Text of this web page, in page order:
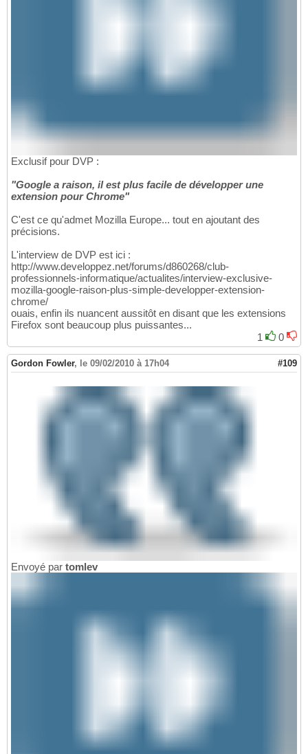
Exclusif pour DVP :
"Google a raison, il est plus facile de développer une
extension pour Chrome"
C'est ce qu'admet Mozilla Europe... tout en ajoutant des
précisions.
L'interview de DVP est ici :
http://www.developpez.net/forums/d860268/club-
professionnels-informatique/actualites/interview-exclusive-
mozilla-google-raison-plus-simple-developper-extension-
chrome/
ouais, enfin ils nuancent aussitôt en disant que les extensions
Firefox sont beaucoup plus puissantes...
1
0
Gordon Fowler, le 09/02/2010 à 17h04 #109
Envoyé par tomlev